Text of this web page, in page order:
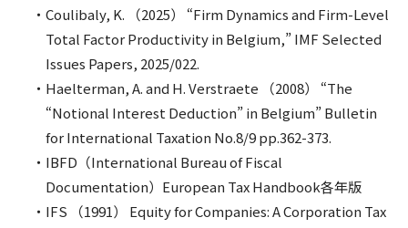
Coulibaly, K. （2025） “Firm Dynamics and Firm-Level
Total Factor Productivity in Belgium,” IMF Selected
Issues Papers, 2025/022.
Haelterman, A. and H. Verstraete （2008） “The
“Notional Interest Deduction” in Belgium” Bulletin
for International Taxation No.8/9 pp.362-373.
IBFD（International Bureau of Fiscal
Documentation）European Tax Handbook各年版
IFS （1991） Equity for Companies: A Corporation Tax